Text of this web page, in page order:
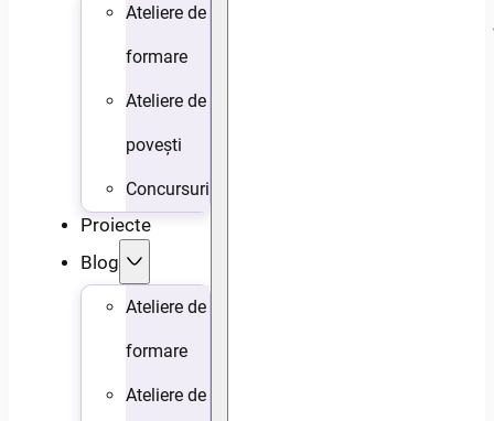
Ateliere de
formare
Ateliere de
povești
Concursuri
Proiecte
Blog
Ateliere de
formare
Ateliere de